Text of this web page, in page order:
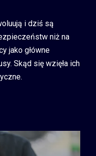
i dziś są
niż na
jako główne
Skąd się wzięła ich